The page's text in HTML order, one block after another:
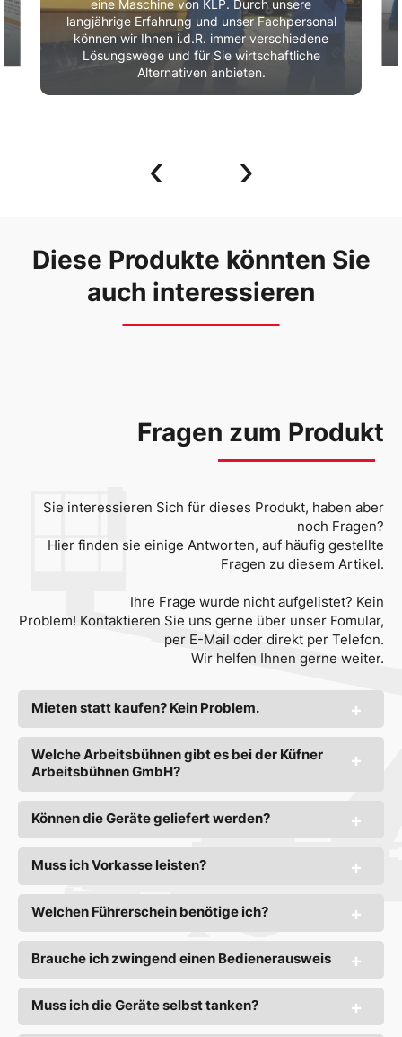
eine Maschine von KLP. Durch unsere
langjährige Erfahrung und unser Fachpersonal
können wir Ihnen i.d.R. immer verschiedene
Lösungswege und für Sie wirtschaftliche
Alternativen anbieten.
‹ ›
Diese Produkte könnten Sie
auch interessieren
Fragen zum Produkt
Sie interessieren Sich für dieses Produkt, haben aber
noch Fragen?
Hier finden sie einige Antworten, auf häufig gestellte
Fragen zu diesem Artikel.
Ihre Frage wurde nicht aufgelistet? Kein
Problem! Kontaktieren Sie uns gerne über unser Fomular,
per E-Mail oder direkt per Telefon.
Wir helfen Ihnen gerne weiter.
Mieten statt kaufen? Kein Problem.
Welche Arbeitsbühnen gibt es bei der Küfner
Arbeitsbühnen GmbH?
Können die Geräte geliefert werden?
Muss ich Vorkasse leisten?
Welchen Führerschein benötige ich?
Brauche ich zwingend einen Bedienerausweis
Muss ich die Geräte selbst tanken?